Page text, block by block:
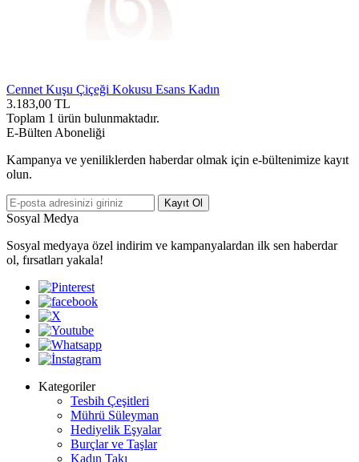
Cennet Kuşu Çiçeği Kokusu Esans Kadın
3.183,00 TL
Toplam 1 ürün bulunmaktadır.
E-Bülten Aboneliği
Kampanya ve yeniliklerden haberdar olmak için e-bültenimize kayıt
olun.
Kayıt Ol
Sosyal Medya
Sosyal medyaya özel indirim ve kampanyalardan ilk sen haberdar
ol, fırsatları yakala!
Kategoriler
Tesbih Çeşitleri
Mührü Süleyman
Hediyelik Eşyalar
Burçlar ve Taşlar
Kadın Takı